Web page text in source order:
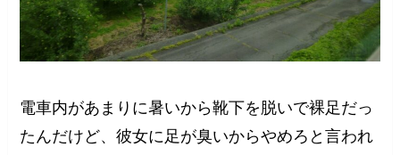
電車内があまりに暑いから靴下を脱いで裸足だっ
たんだけど、彼女に足が臭いからやめろと言われ